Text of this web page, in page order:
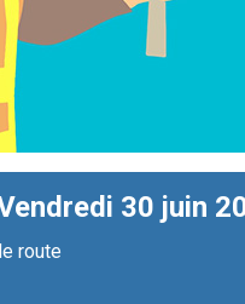
30 juin
route